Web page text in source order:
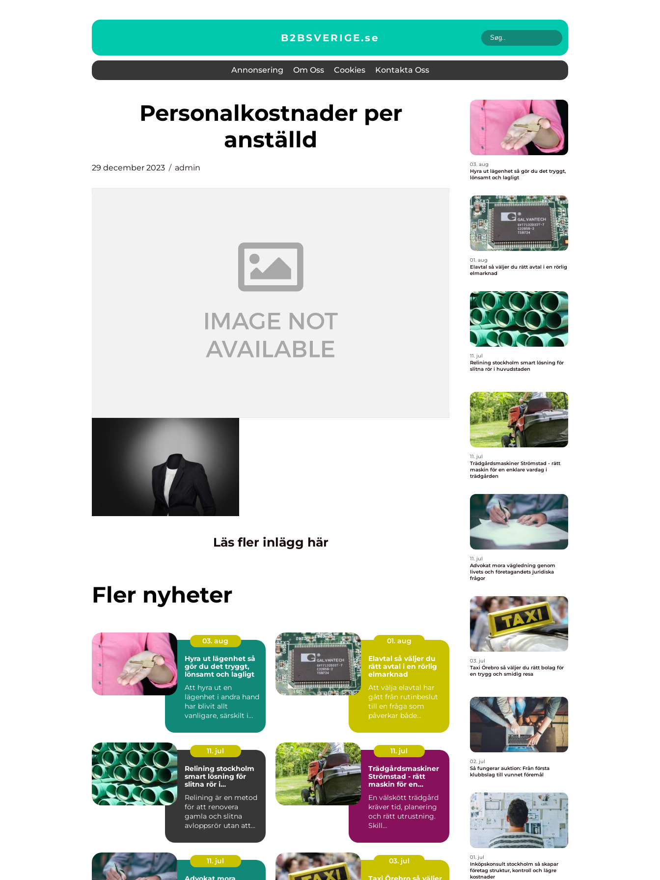
B2BSVERIGE.se
Annonsering Om Oss Cookies Kontakta Oss
personalkostnader per
anställd
29 december 2023 admin
Läs fler inlägg här
Fler nyheter
03. aug
Hyra ut lägenhet så
gör du det tryggt,
lönsamt och lagligt
Att hyra ut en
lägenhet i andra hand
har blivit allt
vanligare, särskilt i
bostäde...
01. aug
Elavtal så väljer du
rätt avtal i en rörlig
elmarknad
Att välja elavtal har
gått från rutinbeslut
till en fråga som
påverkar både
trygg...
11. jul
Relining stockholm
smart lösning för
slitna rör i
Relining är en metod
för att renovera
gamla och slitna
avloppsrör utan att
väggar....
11. jul
Trädgårdsmaskiner
Strömstad - rätt
maskin för en
trädgården
En välskött trädgård
kräver tid, planering
och rätt utrustning.
Skill...
11. jul
03. jul
03. aug
Hyra ut lägenhet så gör du det tryggt,
lönsamt och lagligt
01. aug
Elavtal så väljer du rätt avtal i en rörlig
elmarknad
11. jul
Relining stockholm smart lösning för
slitna rör i huvudstaden
11. jul
Trädgårdsmaskiner Strömstad - rätt
maskin för en enklare vardag i
trädgården
11. jul
Advokat mora vägledning genom
livets och företagandets juridiska
frågor
03. jul
Taxi Örebro så väljer du rätt bolag för
en trygg och smidig resa
02. jul
Så fungerar auktion: Från första
klubbslag till vunnet föremål
01. jul
Inköpskonsult stockholm så skapar
företag struktur, kontroll och lägre
kostnader